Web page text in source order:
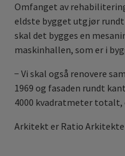
Omfanget av
eldste bygget utgjør
skal det bygges en
maskinhallen, som er i
− Vi skal også renovere
1969 og fasaden rundt
4000 kvadratmeter totalt,
Arkitekt er Ratio